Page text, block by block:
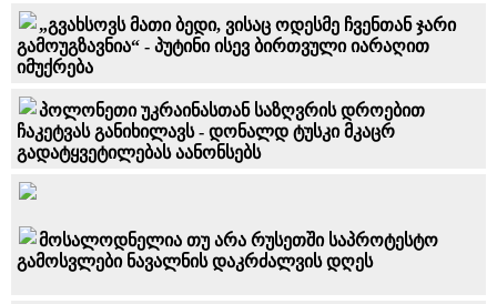
„გვახსოვს მათი ბედი, ვისაც ოდესმე ჩვენთან ჯარი
გამოუგზავნია“ - პუტინი ისევ ბირთვული იარაღით
იმუქრება
პოლონეთი უკრაინასთან საზღვრის დროებით
ჩაკეტვას განიხილავს - დონალდ ტუსკი მკაცრ
გადატყვეტილებას აანონსებს
მოსალოდნელია თუ არა რუსეთში საპროტესტო
გამოსვლები ნავალნის დაკრძალვის დღეს